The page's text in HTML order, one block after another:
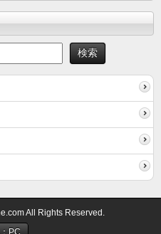
All Rights Reserved.
PC